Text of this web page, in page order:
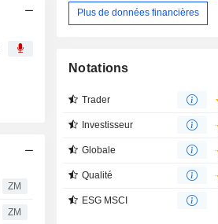
ZM
ZM
Plus de données financières
Notations
Trader
Investisseur
Globale
Qualité
ESG MSCI